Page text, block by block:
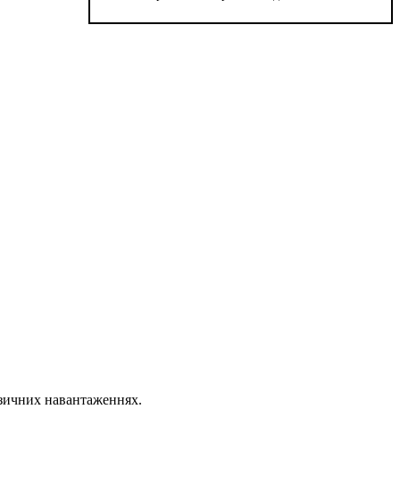
навантаженнях.